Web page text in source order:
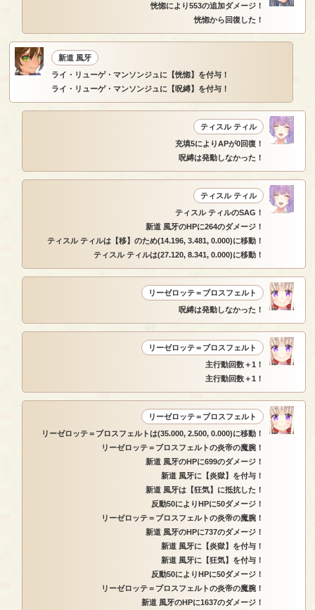
恍惚により553の追加ダメージ！
恍惚から回復した！
新道 風牙
ライ・リューゲ・マンソンジュに【恍惚】を付与！
ライ・リューゲ・マンソンジュに【呪縛】を付与！
ティスル ティル
充填5によりAPが0回復！
呪縛は発動しなかった！
ティスル ティル
ティスル ティルのSAG！
新道 風牙のHPに264のダメージ！
ティスル ティルは【移】のため(14.196, 3.481, 0.000)に移動！
ティスル ティルは(27.120, 8.341, 0.000)に移動！
リーゼロッテ＝ブロスフェルト
呪縛は発動しなかった！
リーゼロッテ＝ブロスフェルト
主行動回数＋1！
主行動回数＋1！
リーゼロッテ＝ブロスフェルト
リーゼロッテ＝ブロスフェルトは(35.000, 2.500, 0.000)に移動！
リーゼロッテ＝ブロスフェルトの炎帝の魔腕！
新道 風牙のHPに699のダメージ！
新道 風牙に【炎獄】を付与！
新道 風牙は【狂気】に抵抗した！
反動50によりHPに50ダメージ！
リーゼロッテ＝ブロスフェルトの炎帝の魔腕！
新道 風牙のHPに737のダメージ！
新道 風牙に【炎獄】を付与！
新道 風牙に【狂気】を付与！
反動50によりHPに50ダメージ！
リーゼロッテ＝ブロスフェルトの炎帝の魔腕！
新道 風牙のHPに1637のダメージ！